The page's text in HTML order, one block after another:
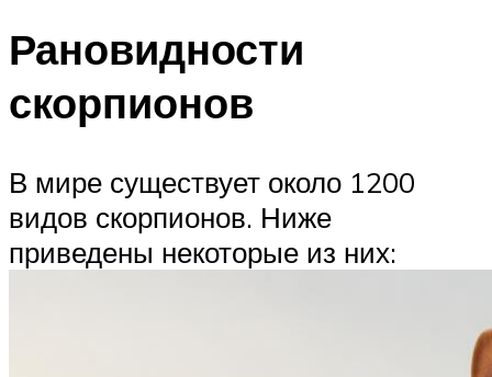
Рановидности
скорпионов
В мире существует около 1200
видов скорпионов. Ниже
приведены некоторые из них: